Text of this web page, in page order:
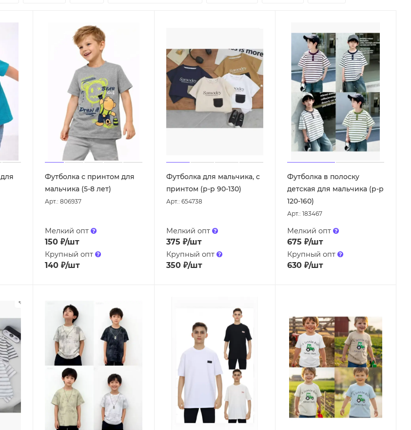
Футболка с принтом для
мальчика (5-8 лет)
Арт.: 806937
Мелкий опт
150 ₽/шт
Крупный опт
140 ₽/шт
Футболка для мальчика, с
принтом (р-р 90-130)
Арт.: 654738
Мелкий опт
375 ₽/шт
Крупный опт
350₽/шт
Футболка в полоску
детская для мальчика (р-р
120-160)
Арт.: 183467
Мелкий опт
675 ₽/шт
Крупный опт
630₽/шт